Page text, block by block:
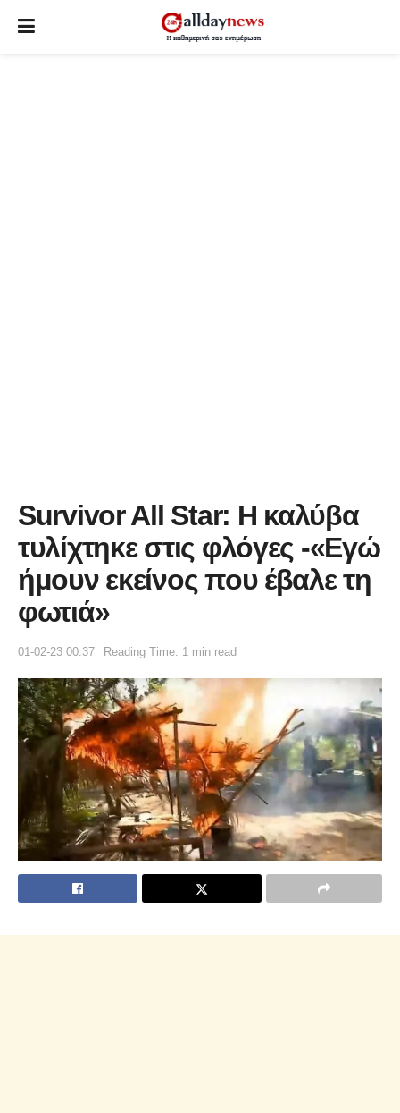
Survivor All Star: Η καλύβα
τυλίχτηκε στις φλόγες -«Εγώ
ήμουν εκείνος που έβαλε τη
φωτιά»
01-02-23 00:37 Reading Time: 1 min read